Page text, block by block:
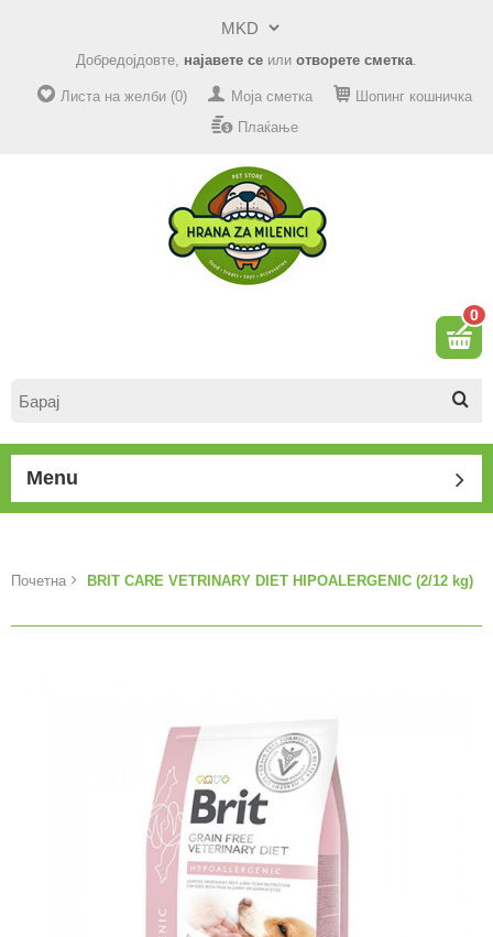
Добредојдовте, најавете се или отворете сметка.
Листа на желби (0) Моја сметка
Шопинг кошничка
Плаќање
0
Menu
Почетна BRIT CARE VETRINARY DIET HIPOALERGENIC (2/12 kg)